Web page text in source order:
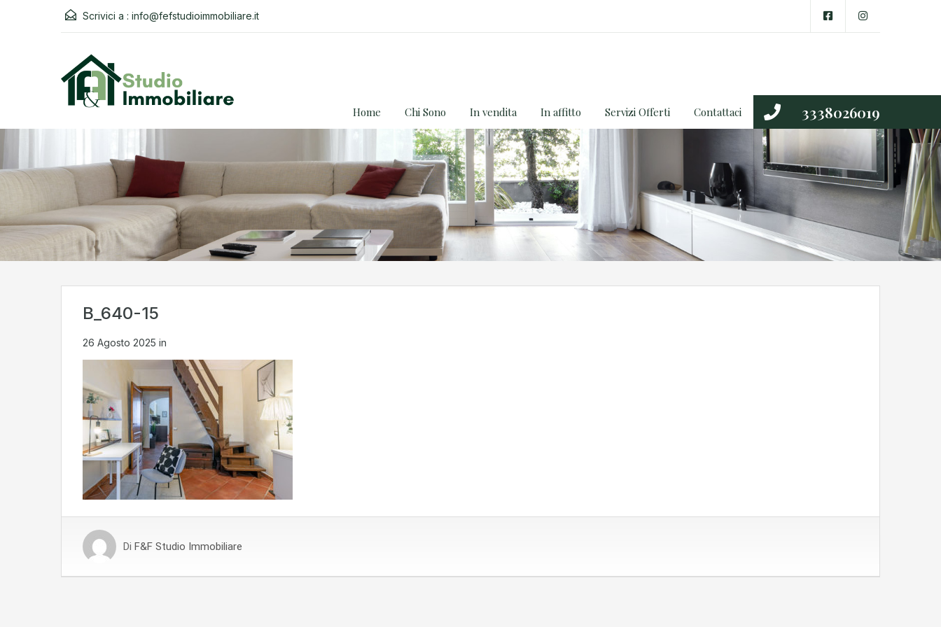
Scrivici a : info@fefstudioimmobiliare.it
3338026019
Home Chi Sono In vendita In affitto Servizi Offerti Contattaci
B_640-15
26 Agosto 2025 in
Di F&F Studio Immobiliare